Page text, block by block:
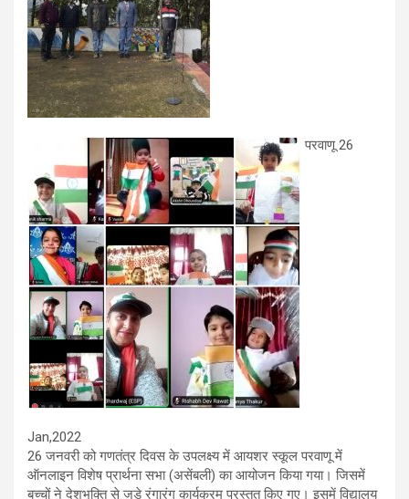
परवाणू 26
Jan,2022
26 जनवरी को गणतंत्र दिवस के उपलक्ष्य में आयशर स्कूल परवाणू में
ऑनलाइन विशेष प्रार्थना सभा (असेंबली) का आयोजन किया गया। जिसमें
बच्चों ने देशभक्ति से जुड़े रंगारंग कार्यक्रम प्रस्तुत किए गए। इसमें विद्यालय